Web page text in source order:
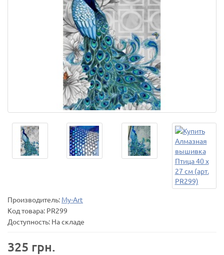
Производитель: My-Art
Код товара: PR299
Доступность: На складе
325 грн.